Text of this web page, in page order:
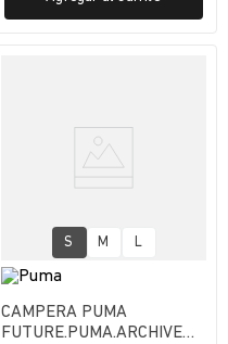
S M L
CAMPERA PUMA
FUTURE.PUMA.ARCHIVE